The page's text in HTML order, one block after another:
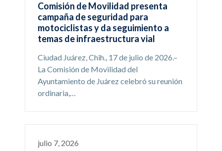
Comisión de Movilidad presenta
campaña de seguridad para
motociclistas y da seguimiento a
temas de infraestructura vial
Ciudad Juárez, Chih., 17 de julio de 2026.–
La Comisión de Movilidad del
Ayuntamiento de Juárez celebró su reunión
ordinaria,…
julio 7, 2026